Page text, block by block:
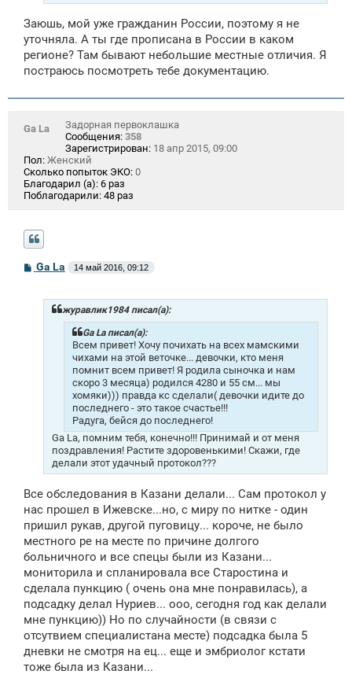
Заюшь, мой уже гражданин России, поэтому я не
уточняла. А ты где прописана в России в каком
регионе? Там бывают небольшие местные отличия. Я
постраюсь посмотреть тебе документацию.
Ga La
Задорная первоклашка
Сообщения: 358
Зарегистрирован: 18 апр 2015, 09:00
Пол: Женский
Сколько попыток ЭКО: 0
Благодарил (а): 6 раз
Поблагодарили: 48 раз
С
о
Ga La 14 май 2016, 09:12
журавлик1984 писал(а):
Ga La писал(а):
Всем привет! Хочу почихать на всех мамскими
чихами на этой веточке... девочки, кто меня
помнит всем привет! Я родила сыночка и нам
скоро 3 месяца) родился 4280 и 55 см... мы
хомяки))) правда кс сделали( девочки идите до
последнего - это такое счастье!!!
Радуга, бейся до последнего!
Ga La, помним тебя, конечно!!! Принимай и от меня
поздравления! Растите здоровенькими! Скажи, где
делали этот удачный протокол???
Все обследования в Казани делали... Сам протокол у
нас прошел в Ижевске...но, с миру по нитке - один
пришил рукав, другой пуговицу... короче, не было
местного ре на месте по причине долгого
больничного и все спецы были из Казани...
мониторила и спланировала все Старостина и
сделала пункцию ( очень она мне понравилась), а
подсадку делал Нуриев... ооо, сегодня год как делали
мне пункцию)) Но по случайности (в связи с
отсутвием специалистана месте) подсадка была 5
дневки не смотря на ец... еще и эмбриолог кстати
тоже была из Казани...